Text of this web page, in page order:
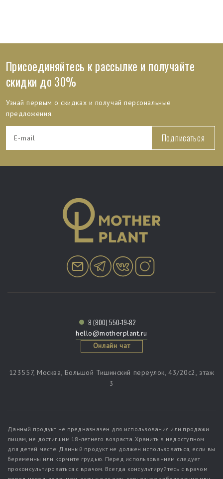
Присоединяйтесь к рассылке и получайте
скидки до 30%
Узнай первым о скидках и получай персональные
предложения.
Подписаться
8 (800) 550-19-82
hello@motherplant.ru
Онлайн чат
123557, Москва, Большой Тишинский переулок, 43/20c2, этаж
3
Данный продукт не предназначен для использования или продажи
лицам, не достигшим 18-летнего возраста. Хранить в недоступном
для детей месте. Данный продукт не должен использоваться, если вы
беременны или кормите грудью. Перед использованием следует
проконсультироваться с врачом. Всегда консультируйтесь с врачом